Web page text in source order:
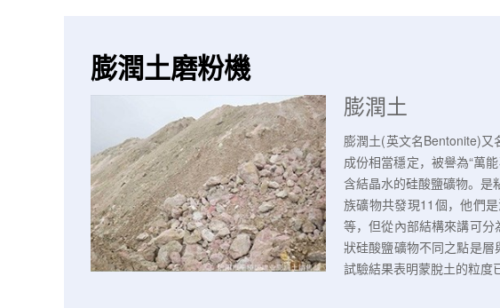
膨潤土磨粉機
膨潤土
膨潤土(英文名Bentonite)
成份相當穩定，被譽為“萬
含結晶水的硅酸鹽礦物。是
族礦物共發現11個，他們
等，但從內部結構來講可
狀硅酸鹽礦物不同之點是
試驗結果表明蒙脫土的粒度